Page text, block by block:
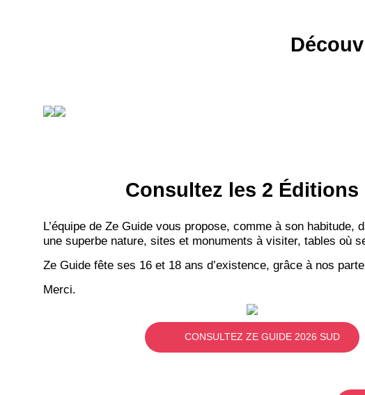
Consultez les 2 Éditions
L’équipe de Ze Guide vous propose, comme à son
une superbe nature, sites et monuments à visiter, tables où
Ze Guide fête ses 16 et 18 ans d’existence, grâce à nos
Merci.
CONSULTEZ ZE GUIDE 2026 SUD